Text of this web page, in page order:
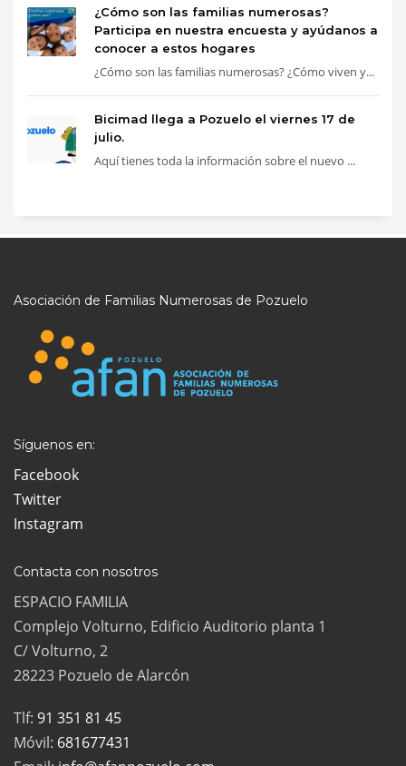
¿Cómo son las familias numerosas?
Participa en nuestra encuesta y ayúdanos a
conocer a estos hogares
¿Cómo son las familias numerosas? ¿Cómo viven y...
Bicimad llega a Pozuelo el viernes 17 de
julio.
Aquí tienes toda la información sobre el nuevo ...
Asociación de Familias Numerosas de Pozuelo
Síguenos en:
Facebook
Twitter
Instagram
Contacta con nosotros
ESPACIO FAMILIA
Complejo Volturno, Edificio Auditorio planta 1
C/ Volturno, 2
28223 Pozuelo de Alarcón
Tlf: 91 351 81 45
Móvil: 681677431